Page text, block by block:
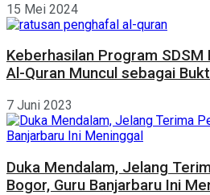
15 Mei 2024
Keberhasilan Program SDSM
Al-Quran Muncul sebagai
7 Juni 2023
Duka Mendalam, Jelang
Bogor, Guru Banjarbaru Ini